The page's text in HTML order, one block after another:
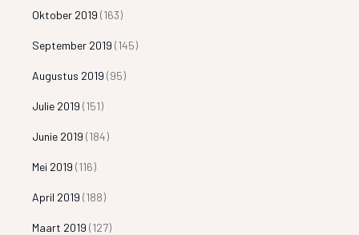
Oktober 2019 (163)
September 2019 (145)
Augustus 2019 (95)
Julie 2019 (151)
Junie 2019 (184)
Mei 2019 (116)
April 2019 (188)
Maart 2019 (127)